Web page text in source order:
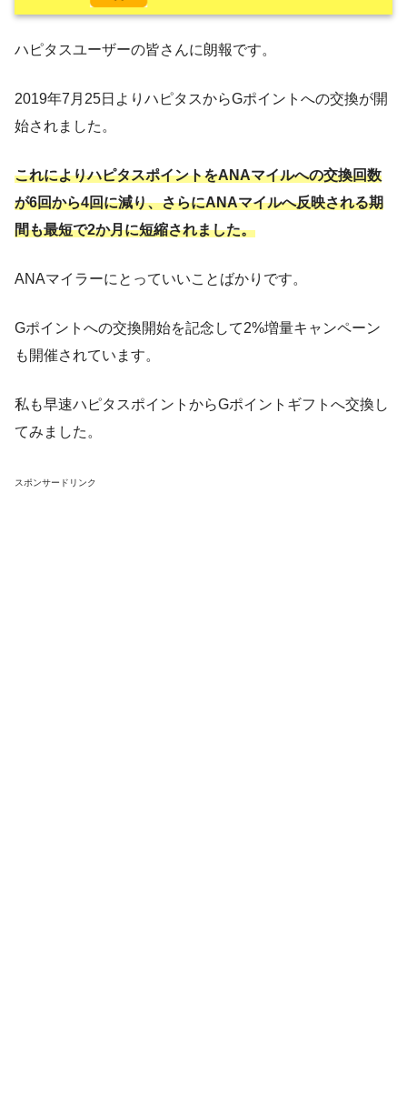
ハピタスユーザーの皆さんに朗報です。
2019年7月25日よりハピタスからGポイントへの交換が開
始されました。
これによりハピタスポイントをANAマイルへの交換回数
が6回から4回に減り、さらにANAマイルへ反映される期
間も最短で2か月に短縮されました。
ANAマイラーにとっていいことばかりです。
Gポイントへの交換開始を記念して2%増量キャンペーン
も開催されています。
私も早速ハピタスポイントからGポイントギフトへ交換し
てみました。
スポンサードリンク